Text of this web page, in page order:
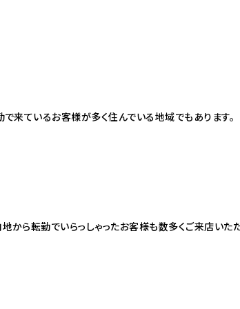
来ているお客様が多く住んでいる地域でもあります。
ら転勤でいらっしゃったお客様も数多くご来店いただ